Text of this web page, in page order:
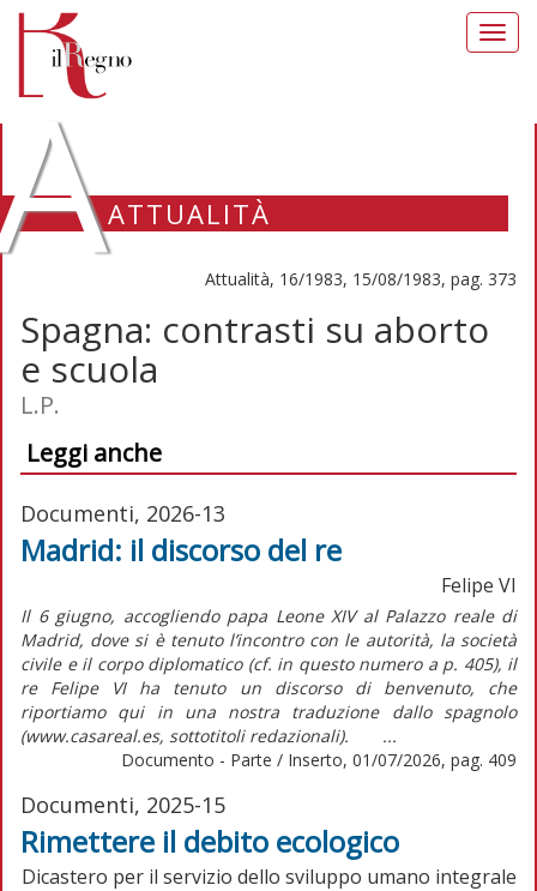
ATTUALITÀ
Attualità, 16/1983, 15/08/1983, pag. 373
Spagna: contrasti su aborto
e scuola
L.P.
Leggi anche
Documenti, 2026-13
Madrid: il discorso del re
Felipe VI
Il 6 giugno, accogliendo papa Leone XIV al Palazzo reale di
Madrid, dove si è tenuto l’incontro con le autorità, la società
civile e il corpo diplomatico (cf. in questo numero a p. 405), il
re Felipe VI ha tenuto un discorso di benvenuto, che
riportiamo qui in una nostra traduzione dallo spagnolo
(www.casareal.es, sottotitoli redazionali). ...
Documento - Parte / Inserto, 01/07/2026, pag. 409
Documenti, 2025-15
Rimettere il debito ecologico
Dicastero per il servizio dello sviluppo umano integrale